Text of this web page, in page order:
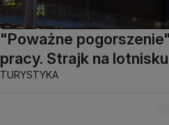
"Poważne
pracy. Strajk na
TURYSTYKA